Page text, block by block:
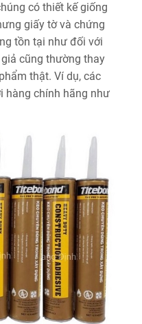
có thiết kế giống
giấy tờ và chứng
tồn tại như đối với
cũng thường thay
thật. Ví dụ, các
hàng chính hãng như